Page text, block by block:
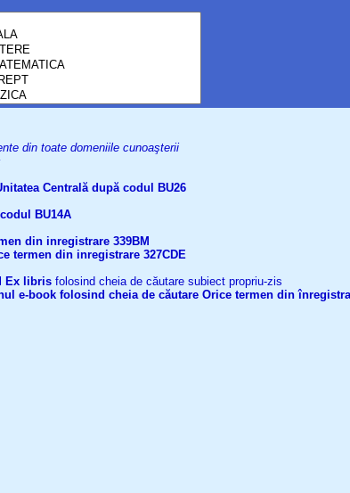
din toate domeniile cunoaşterii
Centrală după codul BU26
BU14A
din inregistrare 339BM
termen din inregistrare 327CDE
Ex libris folosind cheia de căutare subiect propriu-zis
e-book folosind cheia de căutare Orice termen din